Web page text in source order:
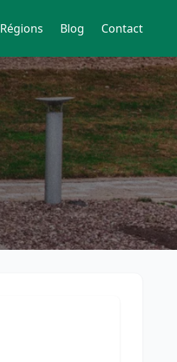
Régions Blog Contact